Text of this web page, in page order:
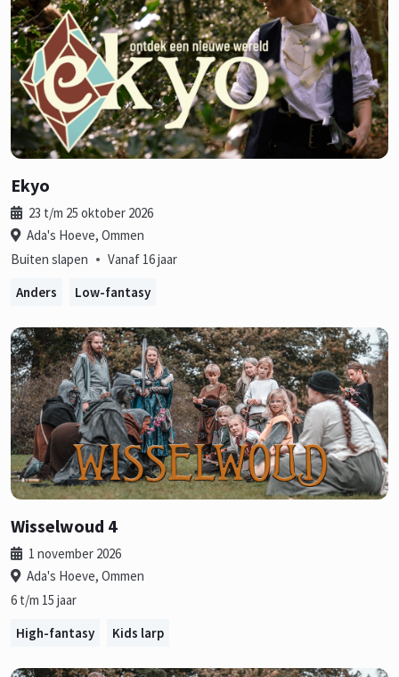
Ekyo
23 t/m 25 oktober 2026
Ada's Hoeve, Ommen
Buiten slapen • Vanaf 16 jaar
Anders
Low-fantasy
Wisselwoud 4
1 november 2026
Ada's Hoeve, Ommen
6 t/m 15 jaar
High-fantasy
Kids larp